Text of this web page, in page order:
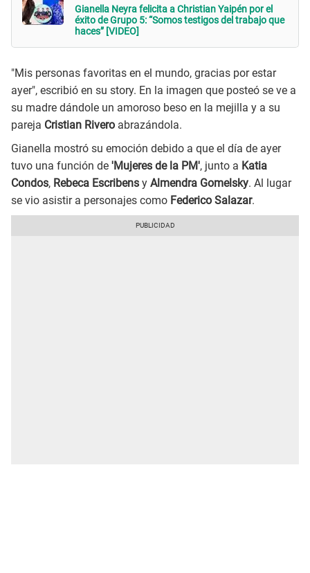
Gianella Neyra felicita a Christian Yaipén por el
éxito de Grupo 5: “Somos testigos del trabajo que
haces” [VIDEO]
"Mis personas favoritas en el mundo, gracias por estar
ayer", escribió en su story. En la imagen que posteó se ve a
su madre dándole un amoroso beso en la mejilla y a su
pareja Cristian Rivero abrazándola.
Gianella mostró su emoción debido a que el día de ayer
tuvo una función de 'Mujeres de la PM', junto a Katia
Condos, Rebeca Escribens y Almendra Gomelsky. Al lugar
se vio asistir a personajes como Federico Salazar.